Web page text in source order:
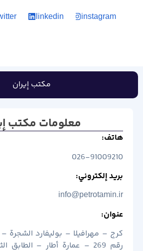
instagram
linkedin
مكتب إيران
معلومات مكتب
هاتف:
026-91009210
بريد إلكتروني:
info@petrotamin.ir
عنوان:
كرج – مهرافيلا – بوليفارد الشجرة